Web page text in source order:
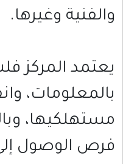
والفنية وغيرها.
يعتمد المركز
بالمعلومات،
مستهلكيها،
فرص الوصول